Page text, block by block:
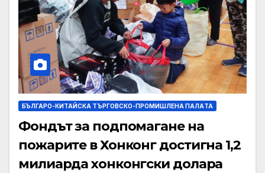
БЪЛГАРО-КИТАЙСКА ТЪРГОВСКО-ПРОМИШЛЕНА ПАЛAТА
Фондът за подпомагане на
пожарите в Хонконг достигна 1,2
милиарда хонконгски долара